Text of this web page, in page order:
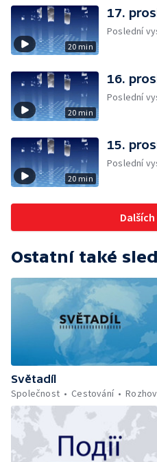
20 min
17.
Poslední
20 min
16.
Poslední
20 min
15.
Poslední
Ostatní také
Světadíl
Společnost
Cestování